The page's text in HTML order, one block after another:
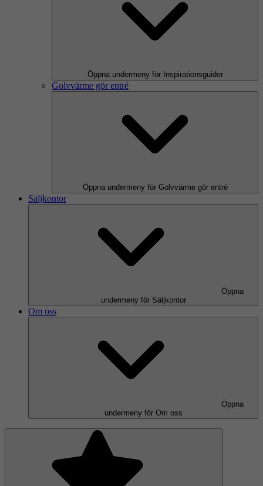
Öppna undermeny för Inspirationsguider
Golvvärme gör entré
Öppna undermeny för Golvvärme gör entré
Säljkontor
Öppna
undermeny för Säljkontor
Om oss
Öppna
undermeny för Om oss